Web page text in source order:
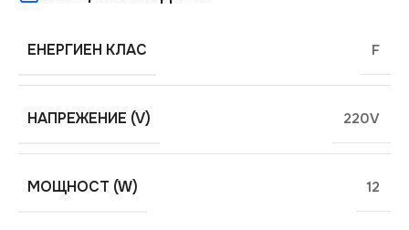
ЕНЕРГИЕН КЛАС F
НАПРЕЖЕНИЕ (V) 220V
МОЩНОСТ (W) 12